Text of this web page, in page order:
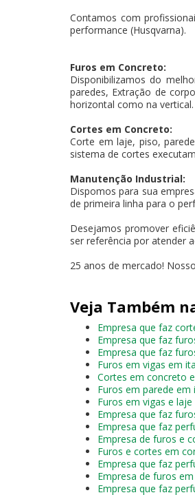
Contamos com
performance (Husqvarna).
Furos em Concreto:
Disponibilizamos do
paredes, Extração de
horizontal como na vertical.
Cortes em Concreto:
Corte em laje, piso,
sistema de cortes
Manutenção Industrial:
Dispomos para sua
de primeira linha para o
Desejamos promover
ser referência por atender
25 anos de mercado!
Veja Também
Empresa que faz
Empresa que faz
Empresa que faz
Furos em vigas em
Cortes em concreto
Furos em parede em
Furos em vigas e
Empresa que faz
Empresa que faz
Empresa de furos e
Furos e cortes em
Empresa que faz
Empresa de furos
Empresa que faz